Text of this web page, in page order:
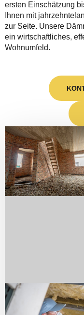
ersten Einschätzung
Ihnen mit
zur Seite. Unsere
ein wirtschaftliches,
Wohnumfeld.